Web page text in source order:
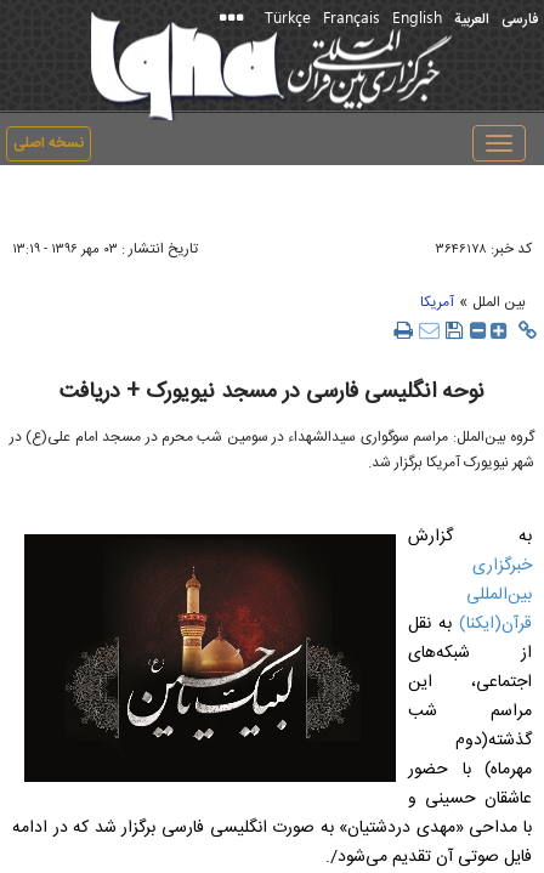
فارسی العربیة English
Français
Türkçe
نسخه اصلی
Toggle
navigation
کد خبر: ۳۶۴۶۱۷۸ تاریخ انتشار : ۰۳ مهر ۱۳۹۶ - ۱۳:۱۹
بین الملل » آمریکا
نوحه انگلیسی فارسی در مسجد نیویورک + دریافت
گروه بین‌الملل: مراسم سوگواری سیدالشهداء در سومین شب محرم در مسجد امام علی(ع) در
شهر نیویورک آمریکا برگزار شد.
به گزارش
خبرگزاری
بین‌المللی
قرآن(ایکنا) به نقل
از شبکه‌های
اجتماعی، این
مراسم شب
گذشته(دوم
مهرماه) با حضور
عاشقان حسینی و
با مداحی «مهدی دردشتیان» به صورت انگلیسی فارسی برگزار شد که در ادامه
فایل صوتی آن تقدیم می‌شود/.